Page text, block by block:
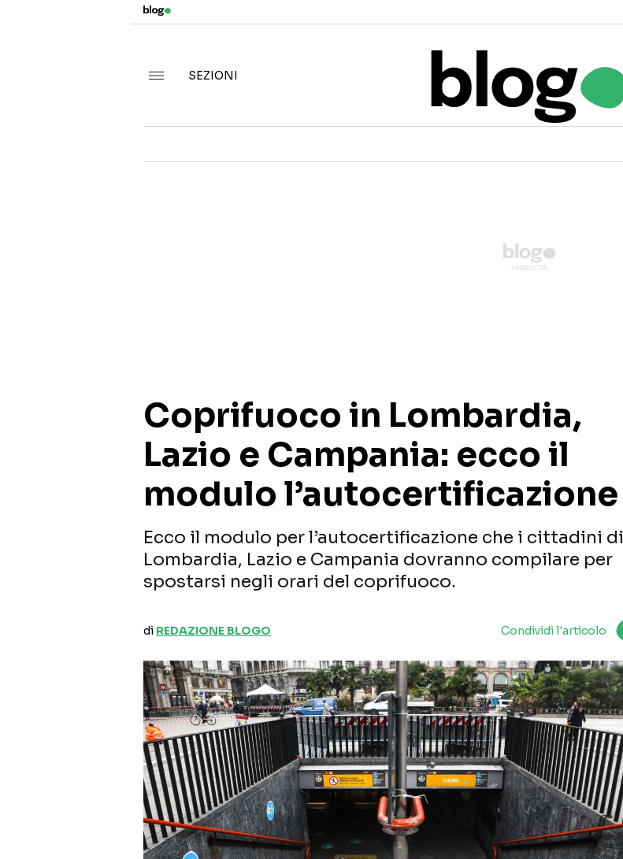
SEZIONI
Coprifuoco in Lombardia,
Lazio e Campania: ecco il
modulo l’autocertificazione
Ecco il modulo per l’autocertificazione che i cittadini di
Lombardia, Lazio e Campania dovranno compilare per
spostarsi negli orari del coprifuoco.
di REDAZIONE BLOGO Condividi l'articolo